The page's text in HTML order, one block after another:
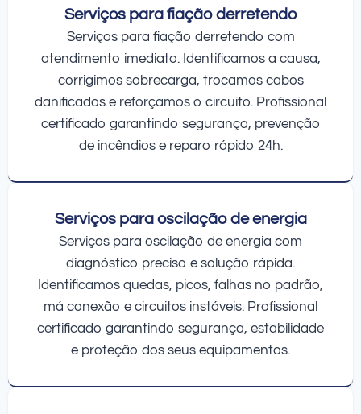
Serviços para fiação derretendo
Serviços para fiação derretendo com
atendimento imediato. Identificamos a causa,
corrigimos sobrecarga, trocamos cabos
danificados e reforçamos o circuito. Profissional
certificado garantindo segurança, prevenção
de incêndios e reparo rápido 24h.
Serviços para oscilação de energia
Serviços para oscilação de energia com
diagnóstico preciso e solução rápida.
Identificamos quedas, picos, falhas no padrão,
má conexão e circuitos instáveis. Profissional
certificado garantindo segurança, estabilidade
e proteção dos seus equipamentos.